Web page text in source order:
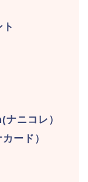
ニコレ）
ード）